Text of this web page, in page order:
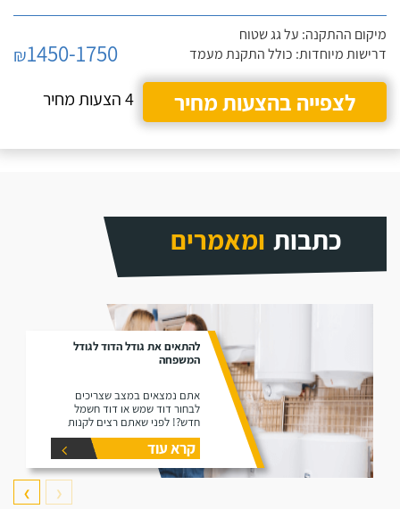
מיקום ההתקנה: על גג שטוח
דרישות מיוחדות: כולל התקנת מעמד
₪1450-1750
לצפייה בהצעות מחיר
4 הצעות מחיר
כתבות ומאמרים
להתאים את גודל הדוד לגודל
המשפחה
אתם נמצאים במצב שצריכים
לבחור דוד שמש או דוד חשמל
חדש?! לפני שאתם רצים לקנות
דוד תקרו את המאמר זה הוא נותן
את המידע הפורט על נפחים שונים
של דודים ואיזה דוד הכי יתאים
עבורכם.
קרא עוד
❮
❯